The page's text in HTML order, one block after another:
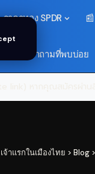
ราคาทอง SPDR
❓ คำถามที่พบบ่อย
าแรกในเมืองไทย > Blog >